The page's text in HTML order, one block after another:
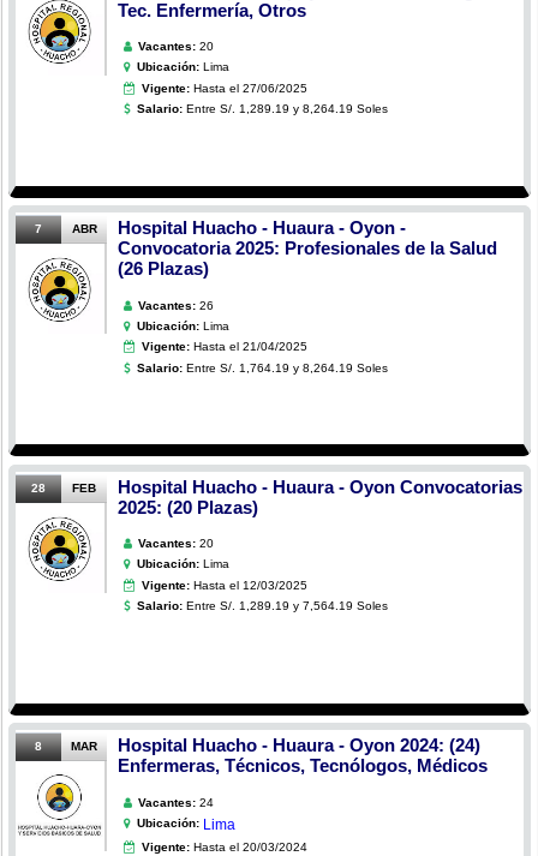
Tec. Enfermería, Otros
Vacantes: 20
Ubicación: Lima
Vigente: Hasta el 27/06/2025
Salario: Entre S/. 1,289.19 y 8,264.19 Soles
7 ABR
Hospital Huacho - Huaura - Oyon -
Convocatoria 2025: Profesionales de la Salud
(26 Plazas)
Vacantes: 26
Ubicación: Lima
Vigente: Hasta el 21/04/2025
Salario: Entre S/. 1,764.19 y 8,264.19 Soles
28 FEB
Hospital Huacho - Huaura - Oyon Convocatorias
2025: (20 Plazas)
Vacantes: 20
Ubicación: Lima
Vigente: Hasta el 12/03/2025
Salario: Entre S/. 1,289.19 y 7,564.19 Soles
8 MAR
Hospital Huacho - Huaura - Oyon 2024: (24)
Enfermeras, Técnicos, Tecnólogos, Médicos
Vacantes: 24
Ubicación: Lima
Vigente: Hasta el 20/03/2024